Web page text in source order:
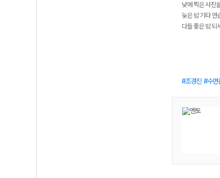
낮에 찍은 사진
늦은 밤 기타 연
다들 좋은 밤 되
조경진 수면